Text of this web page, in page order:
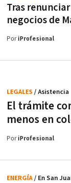
Tras
negocios de
PoriProfesional
El trámite
menos en
LEGALES / Asistencia
PoriProfesional
ENERGÍA/ En San